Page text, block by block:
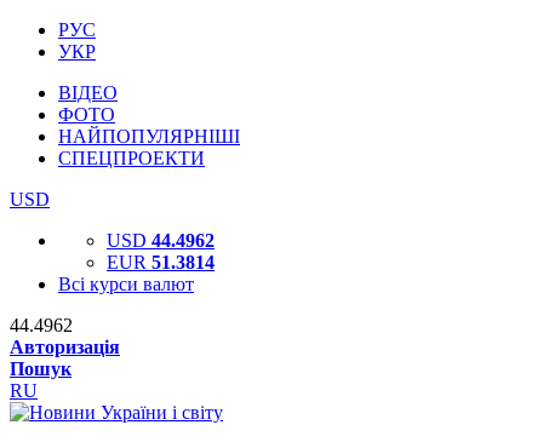
РУС
УКР
ВІДЕО
ФОТО
НАЙПОПУЛЯРНІШІ
СПЕЦПРОЕКТИ
USD
USD 44.4962
EUR 51.3814
Всі курси валют
44.4962
Авторизація
Пошук
RU